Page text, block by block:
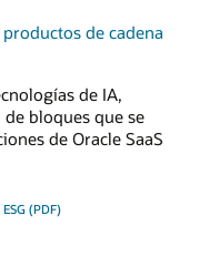
de cadena
de IA,
bloques que se
de Oracle SaaS
(PDF)